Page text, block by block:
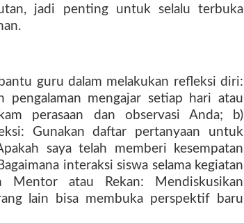
jadi penting untuk selalu terbuka
guru dalam melakukan refleksi diri:
pengalaman mengajar setiap hari atau
perasaan dan observasi Anda; b)
Gunakan daftar pertanyaan untuk
saya telah memberi kesempatan
interaksi siswa selama kegiatan
Mentor atau Rekan: Mendiskusikan
lain bisa membuka perspektif baru